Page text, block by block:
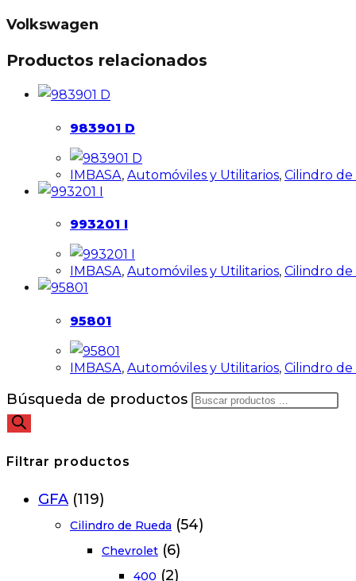
Volkswagen
Productos relacionados
983901 D
IMBASA, Automóviles y Utilitarios, Cilindro
993201 I
IMBASA, Automóviles y Utilitarios, Cilindro
95801
IMBASA, Automóviles y Utilitarios, Cilindro
Búsqueda de productos
Filtrar productos
GFA (119)
Cilindro de Rueda (54)
Chevrolet (6)
400 (2)